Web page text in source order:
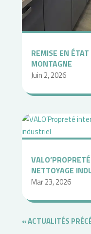
REMISE EN
MONTAGNE
Juin 2, 2026
NETTOYAGE
Mar 23, 2026